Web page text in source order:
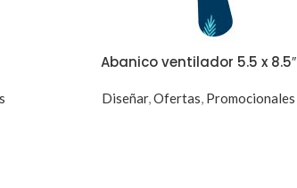
Abanico ventilador 5.5 x 8.5″
Diseñar,Ofertas, Promocionales